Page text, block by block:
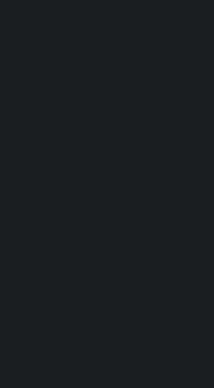
en reuniones organizadas
Ambiental.
+56998076033 o al